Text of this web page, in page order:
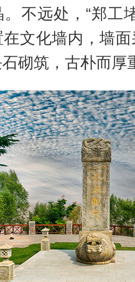
不远处，“郑工
文化墙内，墙
砌筑，古朴而厚